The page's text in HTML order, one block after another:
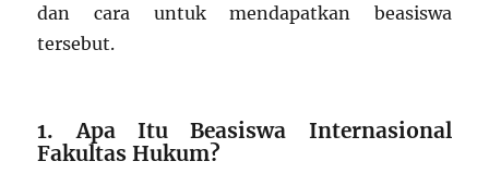
dan cara untuk mendapatkan beasiswa
tersebut.
1. Apa Itu Beasiswa Internasional
Fakultas Hukum?